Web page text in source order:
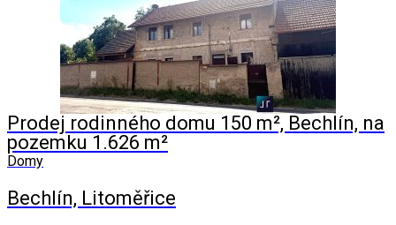
Prodej rodinného domu 150 m², Bechlín, na
pozemku 1.626 m²
Domy
Bechlín, Litoměřice